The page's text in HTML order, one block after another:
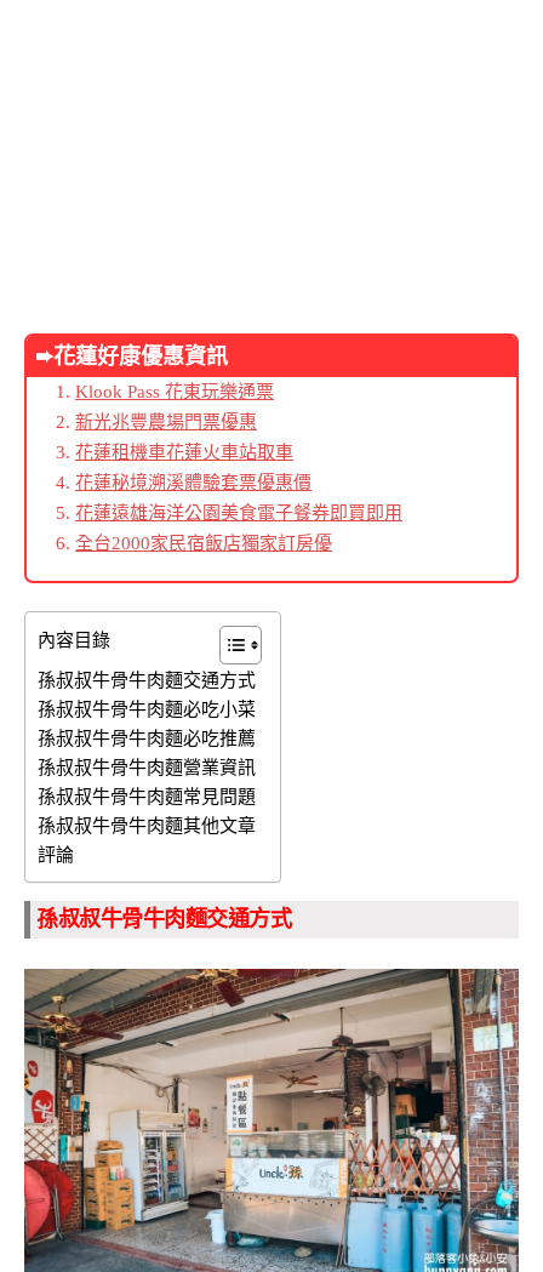
➨花蓮好康優惠資訊
Klook Pass 花東玩樂通票
新光兆豐農場門票優惠
花蓮租機車花蓮火車站取車
花蓮秘境溯溪體驗套票優惠價
花蓮遠雄海洋公園美食電子餐券即買即用
全台2000家民宿飯店獨家訂房優
內容目錄
孫叔叔牛骨牛肉麵交通方式
孫叔叔牛骨牛肉麵必吃小菜
孫叔叔牛骨牛肉麵必吃推薦
孫叔叔牛骨牛肉麵營業資訊
孫叔叔牛骨牛肉麵常見問題
孫叔叔牛骨牛肉麵其他文章
評論
孫叔叔牛骨牛肉麵交通方式